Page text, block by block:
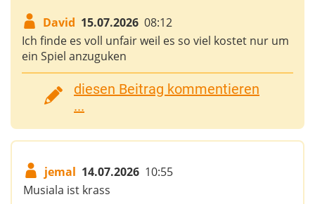
David 15.07.2026 08:12
Ich finde es voll unfair weil es so viel kostet nur um
ein Spiel anzuguken
diesen Beitrag kommentieren
...
jemal 14.07.2026 10:55
Musiala ist krass